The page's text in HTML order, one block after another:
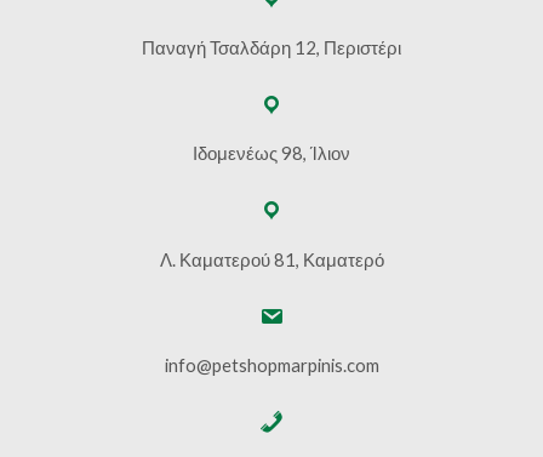
Παναγή Τσαλδάρη 12, Περιστέρι
Ιδομενέως 98, Ίλιον
Λ. Καματερού 81, Καματερό
info@petshopmarpinis.com